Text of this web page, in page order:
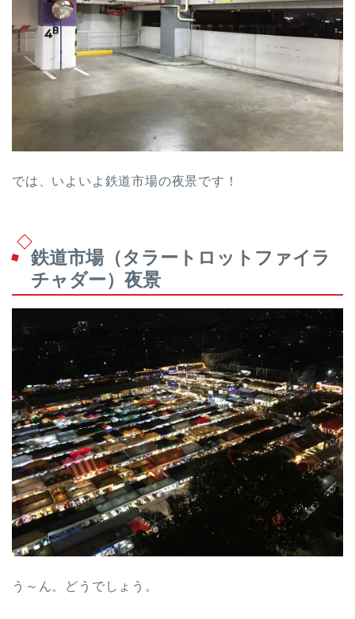
では、いよいよ鉄道市場の夜景です！
鉄道市場（タラートロットファイラ
チャダー）夜景
う～ん。どうでしょう。